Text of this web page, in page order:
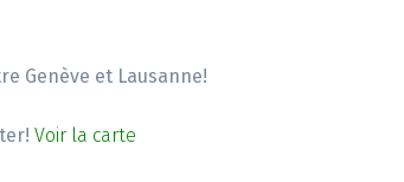
Genève et Lausanne!
Voir la carte